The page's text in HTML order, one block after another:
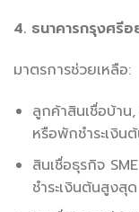
4. ธนาคารกรุงศรีอ
มาตรการช่วยเหลือ:
ลูกค้าสินเชื่อบ้า
หรือพักชำระเงิ
สินเชื่อธุรกิจ
ชำระเงินต้นสูงสุ